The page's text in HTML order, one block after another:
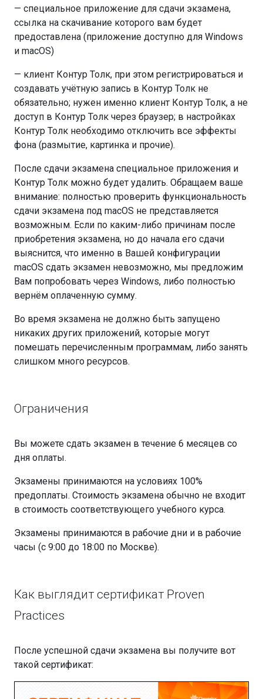
— специальное приложение для сдачи экзамена,
ссылка на скачивание которого вам будет
предоставлена (приложение доступно для Windows
и macOS)
— клиент Контур Толк, при этом регистрироваться и
создавать учётную запись в Контур Толк не
обязательно; нужен именно клиент Контур Толк, а не
доступ в Контур Толк через браузер; в настройках
Контур Толк необходимо отключить все эффекты
фона (размытие, картинка и прочие).
После сдачи экзамена специальное приложения и
Контур Толк можно будет удалить. Обращаем ваше
внимание: полностью проверить функциональность
сдачи экзамена под macOS не представляется
возможным. Если по каким-либо причинам после
приобретения экзамена, но до начала его сдачи
выяснится, что именно в Вашей конфигурации
macOS сдать экзамен невозможно, мы предложим
Вам попробовать через Windows, либо полностью
вернём оплаченную сумму.
Во время экзамена не должно быть запущено
никаких других приложений, которые могут
помешать перечисленным программам, либо занять
слишком много ресурсов.
Ограничения
Вы можете сдать экзамен в течение 6 месяцев со
дня оплаты.
Экзамены принимаются на условиях 100%
предоплаты. Стоимость экзамена обычно не входит
в стоимость соответствующего учебного курса.
Экзамены принимаются в рабочие дни и в рабочие
часы (с 9:00 до 18:00 по Москве).
Как выглядит сертификат Proven
Practices
После успешной сдачи экзамена вы получите вот
такой сертификат: